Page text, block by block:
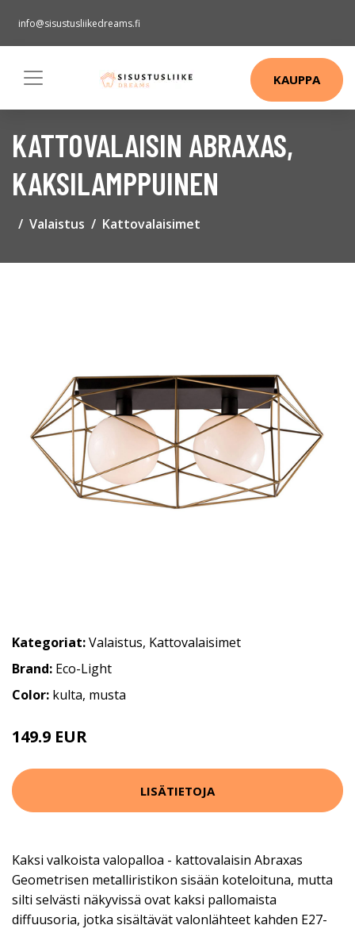
info@sisustusliikedreams.fi
KAUPPA
KATTOVALAISIN ABRAXAS,
KAKSILAMPPUINEN
Valaistus Kattovalaisimet
Kategoriat:Valaistus, Kattovalaisimet
Brand: Eco-Light
Color: kulta, musta
149.9 EUR
LISÄTIETOJA
Kaksi valkoista valopalloa - kattovalaisin Abraxas
Geometrisen metalliristikon sisään koteloituna, mutta
silti selvästi näkyvissä ovat kaksi pallomaista
diffuusoria, jotka sisältävät valonlähteet kahden E27-